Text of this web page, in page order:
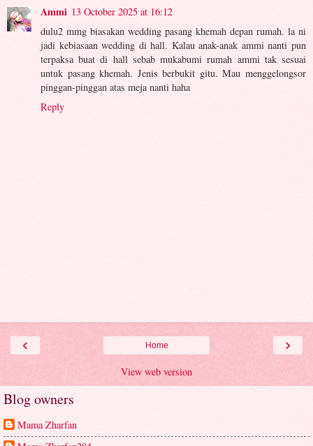
Ammi 13 October 2025 at 16:12
dulu2 mmg biasakan wedding pasang khemah depan rumah. la ni
jadi kebiasaan wedding di hall. Kalau anak-anak ammi nanti pun
terpaksa buat di hall sebab mukabumi rumah ammi tak sesuai
untuk pasang khemah. Jenis berbukit gitu. Mau menggelongsor
pinggan-pinggan atas meja nanti haha
Reply
‹ ›
Home
View web version
Blog owners
Mama Zharfan